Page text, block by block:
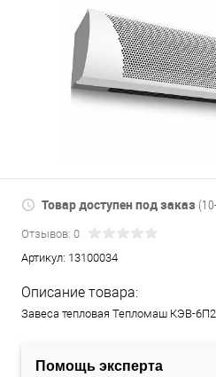
Товар доступен под заказ
Отзывов: 0
Артикул: 13100034
Описание товара:
Завеса тепловая Тепломаш КЭВ-
Помощь эксперта